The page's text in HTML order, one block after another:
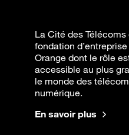
La Cité des Télécoms
fondation
Orange dont le rôle
accessible au plus
le monde des
numérique.
En savoir plus